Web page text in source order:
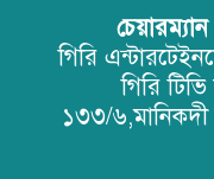
চেয়ারম্যান
গিরি
গিরি
১৩৩/৬,মানিকদী